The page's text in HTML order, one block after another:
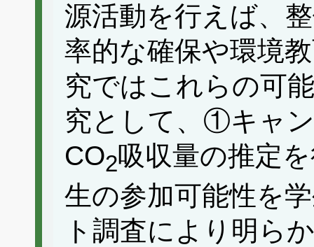
源活動を行えば、
率的な確保や環境
究ではこれらの可
究として、①キャ
CO2吸収量の推定
生の参加可能性を
ト調査により明ら